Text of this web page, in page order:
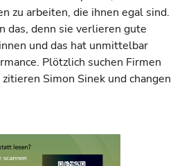
zu arbeiten, die ihnen egal sind.
das, denn sie verlieren gute
und das hat unmittelbar
Plötzlich suchen Firmen
zitieren Simon Sinek und changen